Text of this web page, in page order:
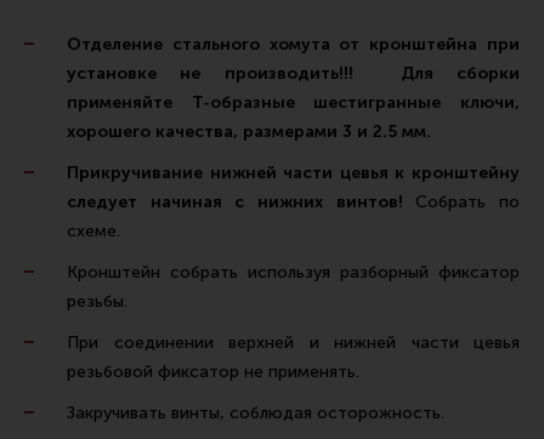
Новости
Мероприятия
Фотоотчеты
Отделение стального хомута от кронштейна при
установке не производить!!! Для сборки
применяйте Т-образные шестигранные ключи,
хорошего качества, размерами 3 и 2.5 мм.
Прикручивание нижней части цевья к кронштейну
следует начиная с нижних винтов! Собрать по
схеме.
Кронштейн собрать используя разборный фиксатор
резьбы.
При соединении верхней и нижней части цевья
резьбовой фиксатор не применять.
Закручивать винты, соблюдая осторожность.